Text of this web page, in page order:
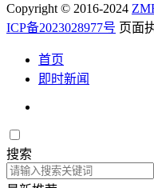
Copyright © 2016-2024
ICP备2023028977号 页面
首页
即时新闻
搜索